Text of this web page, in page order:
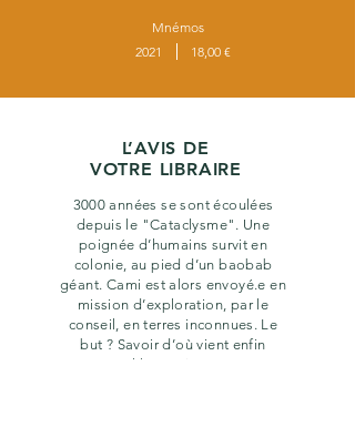
Mnémos
2021
18,00 €
L’AVIS DE
VOTRE LIBRAIRE
3000 années se sont écoulées
depuis le "Cataclysme". Une
poignée d’humains survit en
colonie, au pied d’un baobab
géant. Cami est alors envoyé.e en
mission d’exploration, par le
conseil, en terres inconnues. Le
but ? Savoir d’où vient enfin
l’humanité...